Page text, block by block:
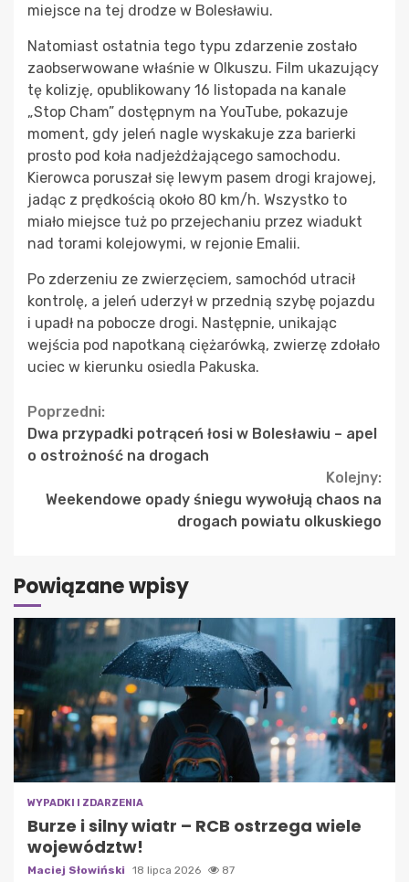
miejsce na tej drodze w Bolesławiu.
Natomiast ostatnia tego typu zdarzenie zostało
zaobserwowane właśnie w Olkuszu. Film ukazujący
tę kolizję, opublikowany 16 listopada na kanale
„Stop Cham” dostępnym na YouTube, pokazuje
moment, gdy jeleń nagle wyskakuje zza barierki
prosto pod koła nadjeżdżającego samochodu.
Kierowca poruszał się lewym pasem drogi krajowej,
jadąc z prędkością około 80 km/h. Wszystko to
miało miejsce tuż po przejechaniu przez wiadukt
nad torami kolejowymi, w rejonie Emalii.
Po zderzeniu ze zwierzęciem, samochód utracił
kontrolę, a jeleń uderzył w przednią szybę pojazdu
i upadł na pobocze drogi. Następnie, unikając
wejścia pod napotkaną ciężarówką, zwierzę zdołało
uciec w kierunku osiedla Pakuska.
Continue
Reading
Poprzedni:
Dwa przypadki potrąceń łosi w Bolesławiu – apel
o ostrożność na drogach
Kolejny:
Weekendowe opady śniegu wywołują chaos na
drogach powiatu olkuskiego
Powiązane wpisy
WYPADKI I ZDARZENIA
Burze i silny wiatr – RCB ostrzega wiele
województw!
Maciej Słowiński 18 lipca 2026 87